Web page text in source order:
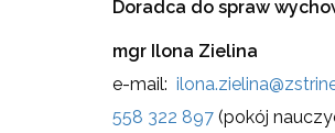
Doradca do spraw
mgr Ilona Zielina
e-mail:
558 322 897 (pokój